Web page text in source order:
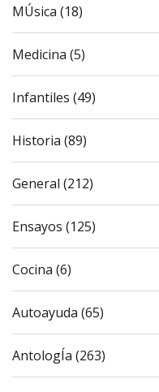
MÚsica (18)
Medicina (5)
Infantiles (49)
Historia (89)
General (212)
Ensayos (125)
Cocina (6)
Autoayuda (65)
AntologÍa (263)